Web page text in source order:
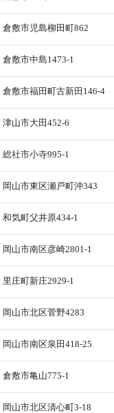
倉敷市児島柳田町862
倉敷市中島1473-1
倉敷市福田町古新田146-4
津山市大田452-6
総社市小寺995-1
岡山市東区瀬戸町沖343
和気町父井原434-1
岡山市南区彦崎2801-1
里庄町新庄2929-1
岡山市北区菅野4283
岡山市南区泉田418-25
倉敷市亀山775-1
岡山市北区清心町3-18